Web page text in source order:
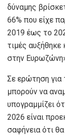
δύναμης
66% που είχε
2019 έως το
τιμές αυξήθηκε
στην
Σε ερώτηση για
μπορούν να
υπογραμμίζει
2026 είναι
σαφήνεια ότι θα